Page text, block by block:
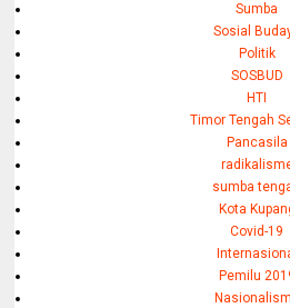
Sumba
Sosial
Politik
SOSBUD
HTI
Timor Tengah
Pancasila
sumba
Kota
Covid-19
Pemilu